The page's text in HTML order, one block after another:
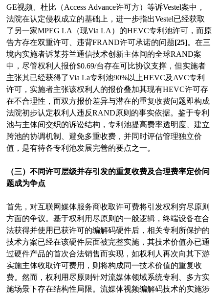
GE视频、杜比（Access Advance许可方）等诉Vestel案中，
法院在认定侵权成立的基础上，进一步指出Vestel已经获取
了另一家MPEG LA（现Via LA）的HEVC专利池许可，而原
告方存在双重许可、违背FRAND许可承诺的问题[25]。在三
境内实施者诉某芬兰通信技术创新主体间的全球RAND案
中，尽管权利人报价$0.69/台存在可比协议支撑，但实施者
主张其已经获得了Via La专利池90%以上HEVC及AVC专利
许可，实施者主张该权利人的报价叠加其现有HEVC许可存
在不合理性，而双方报价差异与潜在的重复收费问题即构成
法院初步认定权利人违反RAND原则的事实依据。鉴于专利
池与主体间交织的诉讼结构，专利池提高费率透明度、建立
跨池的协调机制、避免多重收费，并同时评估管理独立价
值，是有待各专利池发展完善的要点之一。
（三）不同许可层级并存引发的重复收费及合理费率定价问
题成为争点
首先，对互联网媒体服务商收取许可费将引发权利穷尽原则
方面的争议。基于权利用尽原则的一般逻辑，终端设备在合
法获得并使用已获许可的编解码硬件后，相关专利所保护的
技术方案已经在该硬件层面被完整实施，其技术价值亦已通
过硬件产品的首次合法销售而实现，如权利人再次向其下游
实施主体收取许可费用，则将构成同一技术价值的重复收
费。然而，权利用尽原则针对流媒体领域系统专利、多方实
施场景下存在结构性局限。流媒体视频编解码技术的实施涉